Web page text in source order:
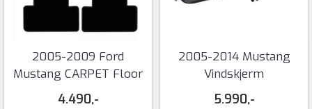
2005-2009 Ford
Mustang CARPET Floor
Mats w/ ...
4.490,-
2005-2014 Mustang
Vindskjerm
5.990,-